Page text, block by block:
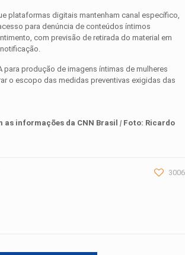
plataformas digitais mantenham canal específico,
para denúncia de conteúdos íntimos
com previsão de retirada do material em
para produção de imagens íntimas de mulheres
o escopo das medidas preventivas exigidas das
as informações d a CNN Brasil | Foto: Ricardo
3006